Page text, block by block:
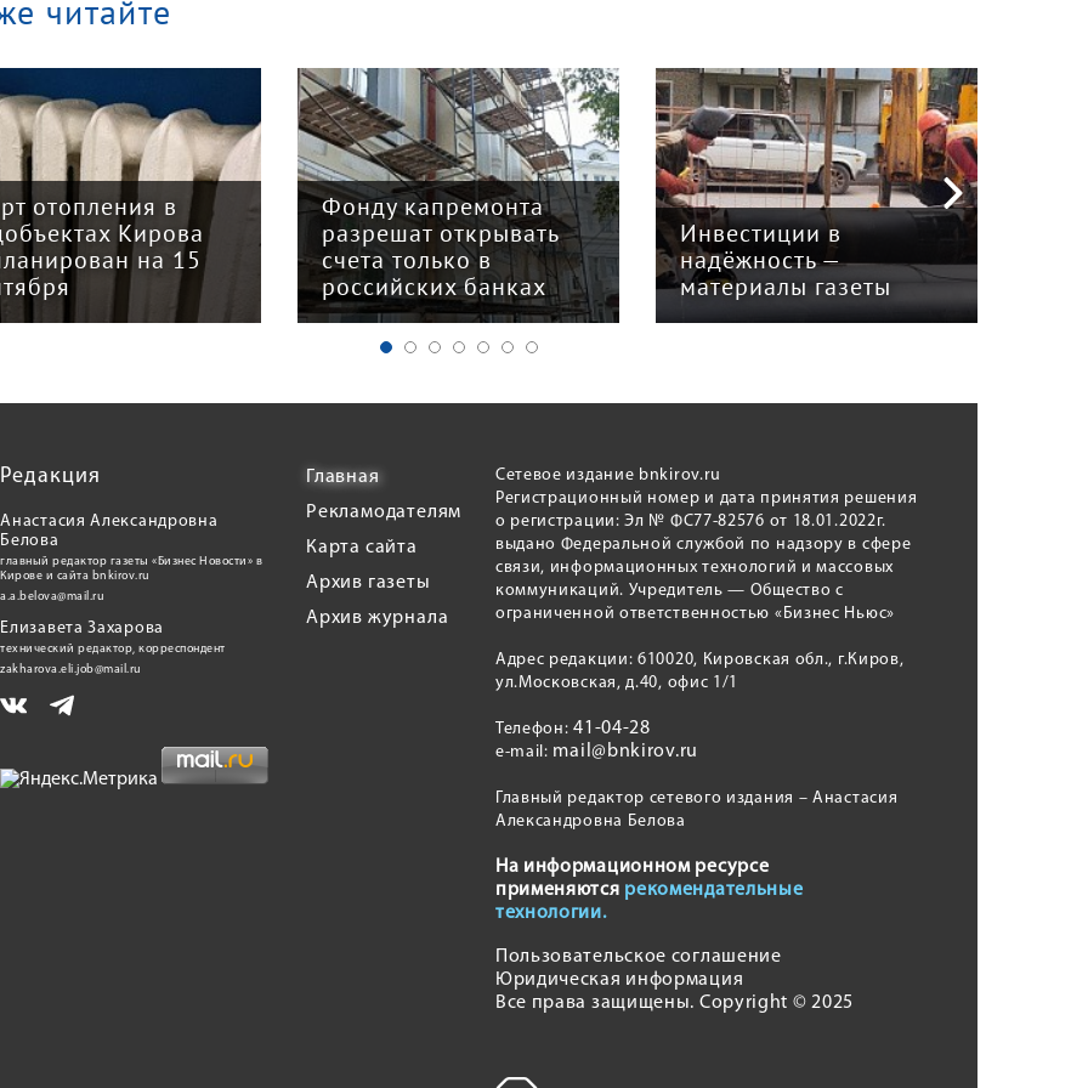
читайте
отопления в
Кирова
на 15
Фонду капремонта
разрешат открывать
счета только в
российских банках
Инвестиции в
надёжность —
материалы газеты
Редакция
Анастасия Александровна
Белова
главный редактор газеты «Бизнес Новости» в
Кирове и сайта bnkirov.ru
a.a.belova@mail.ru
Елизавета Захарова
технический редактор, корреспондент
zakharova.eli.job@mail.ru
Главная
Рекламодателям
Карта сайта
Архив газеты
Архив журнала
Сетевое издание bnkirov.ru
Регистрационный номер и дата принятия решения
о регистрации: Эл № ФС77-82576 от 18.01.2022г.
выдано Федеральной службой по надзору в сфере
связи, информационных технологий и массовых
коммуникаций. Учредитель — Общество с
ограниченной ответственностью «Бизнес Ньюс»
Адрес редакции: 610020, Кировская обл., г.Киров,
ул.Московская, д.40, офис 1/1
Телефон:41-04-28
e-mail: mail@bnkirov.ru
Главный редактор сетевого издания – Анастасия
Александровна Белова
На информационном ресурсе
применяются рекомендательные
технологии.
Пользовательское соглашение
Юридическая информация
Все права защищены. Copyright © 2025